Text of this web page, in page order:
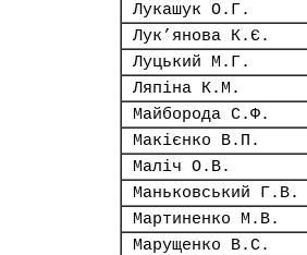
Лукашук О.Г.
Лук’янова К.Є.
Луцький М.Г.
Ляпіна К.М.
Майборода С.Ф.
Макієнко В.П.
Маліч О.В.
Маньковський Г.В.
Мартиненко М.В.
Марущенко В.С.